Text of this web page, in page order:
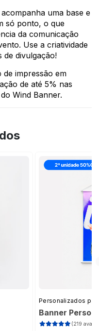
acompanha uma base e
só ponto, o que
da comunicação
Use a criatividade
de divulgação!
impressão em
de até 5% nas
Wind Banner.
Personalizados
Banner
(219